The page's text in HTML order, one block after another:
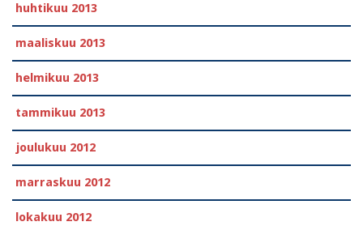
huhtikuu 2013
maaliskuu 2013
helmikuu 2013
tammikuu 2013
joulukuu 2012
marraskuu 2012
lokakuu 2012